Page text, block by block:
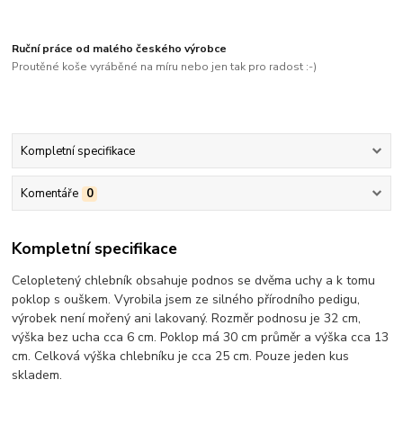
Ruční práce od malého českého výrobce
Proutěné koše vyráběné na míru nebo jen tak pro radost :-)
Kompletní specifikace
Komentáře 0
Kompletní specifikace
Celopletený chlebník obsahuje podnos se dvěma uchy a k tomu
poklop s ouškem. Vyrobila jsem ze silného přírodního pedigu,
výrobek není mořený ani lakovaný. Rozměr podnosu je 32 cm,
výška bez ucha cca 6 cm. Poklop má 30 cm průměr a výška cca 13
cm. Celková výška chlebníku je cca 25 cm. Pouze jeden kus
skladem.